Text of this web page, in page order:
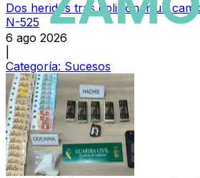
Dos heridos tras colisionar un
N-525
6 ago 2026
Categoría: Sucesos